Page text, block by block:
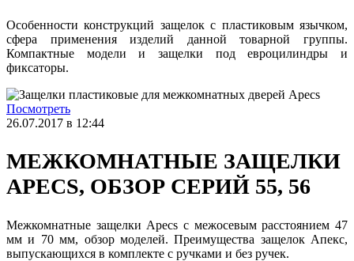
Особенности конструкций защелок с пластиковым язычком,
сфера применения изделий данной товарной группы.
Компактные модели и защелки под евроцилиндры и
фиксаторы.
Посмотреть
26.07.2017 в 12:44
МЕЖКОМНАТНЫЕ ЗАЩЕЛКИ
APECS, ОБЗОР СЕРИЙ 55, 56
Межкомнатные защелки Apecs с межосевым расстоянием 47
мм и 70 мм, обзор моделей. Преимущества защелок Апекс,
выпускающихся в комплекте с ручками и без ручек.